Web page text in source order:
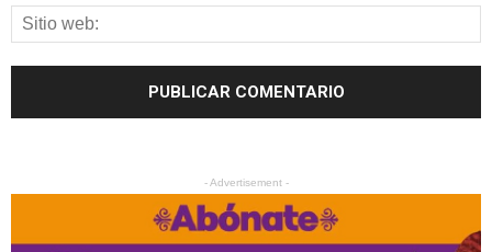
- Advertisement -